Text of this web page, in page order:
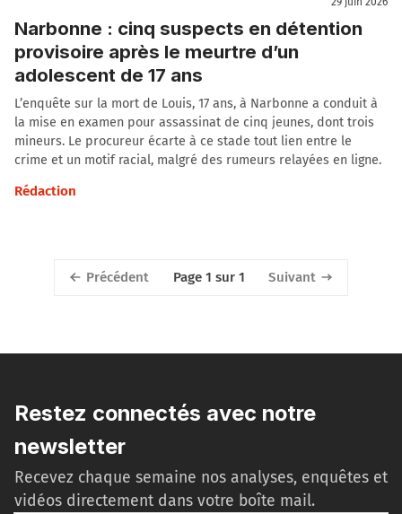
Narbonne : cinq suspects en détention
provisoire après le meurtre d’un
adolescent de 17 ans
L’enquête sur la mort de Louis, 17 ans, à Narbonne a conduit à
la mise en examen pour assassinat de cinq jeunes, dont trois
mineurs. Le procureur écarte à ce stade tout lien entre le
crime et un motif racial, malgré des rumeurs relayées en ligne.
Rédaction
Précédent Page 1 sur 1 Suivant
Restez connectés avec notre
newsletter
Recevez chaque semaine nos analyses, enquêtes et
vidéos directement dans votre boîte mail.